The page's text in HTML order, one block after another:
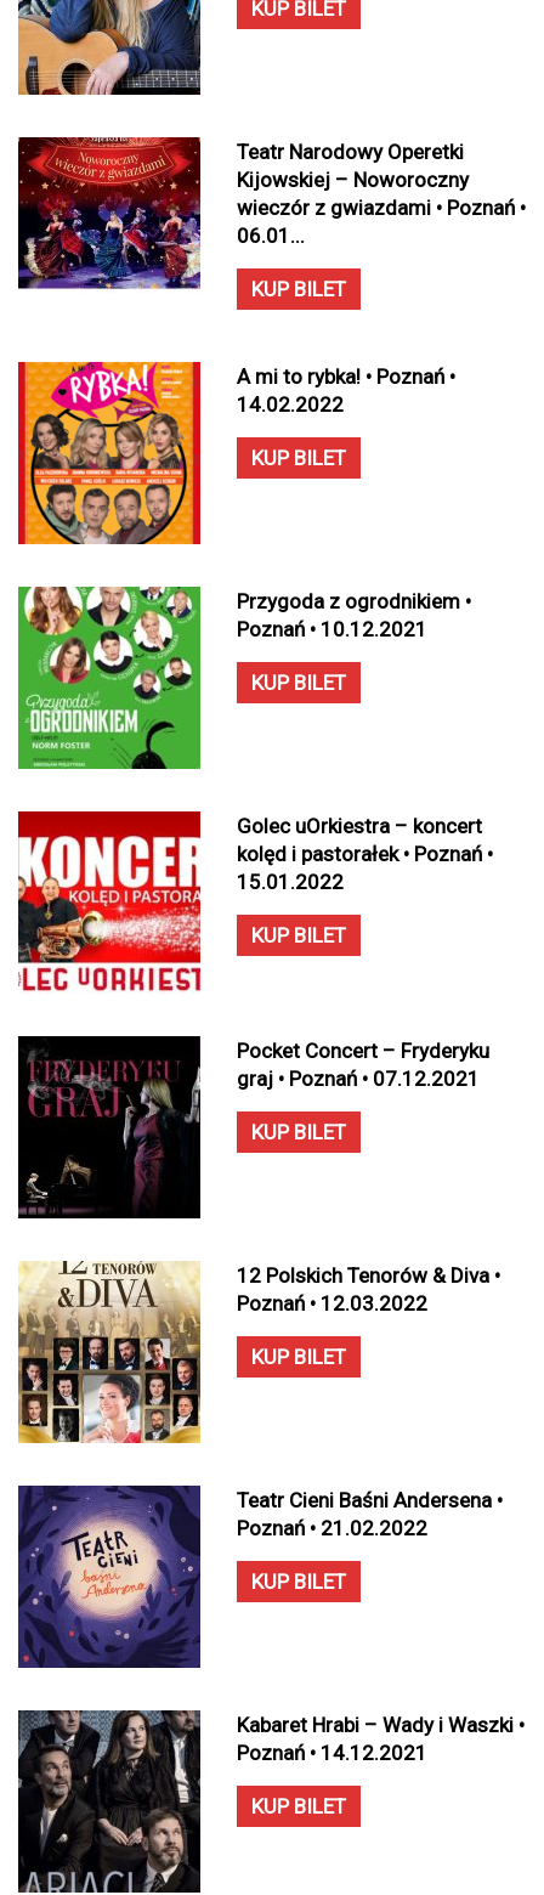
KUP BILET
Teatr Narodowy Operetki
Kijowskiej – Noworoczny
wieczór z gwiazdami • Poznań •
06.01...
KUP BILET
A mi to rybka! • Poznań •
14.02.2022
KUP BILET
Przygoda z ogrodnikiem •
Poznań • 10.12.2021
KUP BILET
Golec uOrkiestra – koncert
kolęd i pastorałek • Poznań •
15.01.2022
KUP BILET
Pocket Concert – Fryderyku
graj • Poznań • 07.12.2021
KUP BILET
12 Polskich Tenorów & Diva •
Poznań • 12.03.2022
KUP BILET
Teatr Cieni Baśni Andersena •
Poznań • 21.02.2022
KUP BILET
Kabaret Hrabi – Wady i Waszki •
Poznań • 14.12.2021
KUP BILET